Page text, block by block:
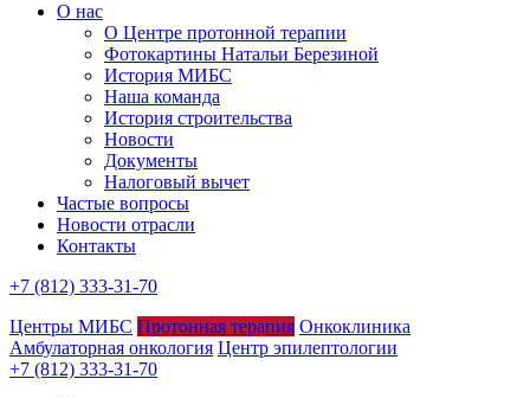
О нас
О Центре протонной терапии
Фотокартины Натальи Березиной
История МИБС
Наша команда
История строительства
Новости
Документы
Налоговый вычет
Частые вопросы
Новости отрасли
Контакты
+7 (812) 333-31-70
Центры МИБС Протонная терапия Онкоклиника
Амбулаторная онкология Центр эпилептологии
+7 (812) 333-31-70